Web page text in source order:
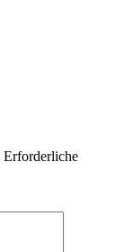
Erforderliche